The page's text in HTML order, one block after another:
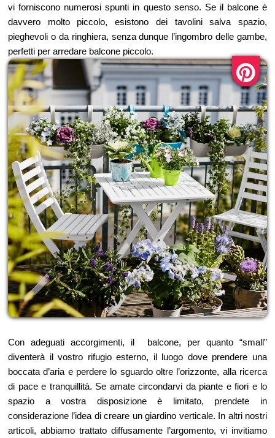
vi forniscono numerosi spunti in questo senso. Se il balcone è
davvero molto piccolo, esistono dei tavolini salva spazio,
pieghevoli o da ringhiera, senza dunque l’ingombro delle gambe,
perfetti per arredare balcone piccolo.
Con adeguati accorgimenti, il balcone, per quanto “small”
diventerà il vostro rifugio esterno, il luogo dove prendere una
boccata d’aria e perdere lo sguardo oltre l’orizzonte, alla ricerca
di pace e tranquillità. Se amate circondarvi da piante e fiori e lo
spazio a vostra disposizione è limitato, prendete in
considerazione l’idea di creare un giardino verticale. In altri nostri
articoli, abbiamo trattato diffusamente l’argomento, vi invitiamo